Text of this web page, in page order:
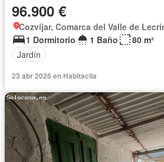
96.900 €
Cozvíjar, Comarca del Valle de
1 Dormitorio
1 Baño
80 m²
Jardín
23 abr 2026 en Habitaclia